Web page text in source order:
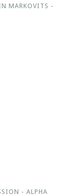
MARKOVITS -
- ALPHA